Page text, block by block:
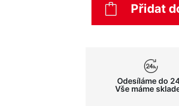
Přidat
Odesíláme do
Vše máme